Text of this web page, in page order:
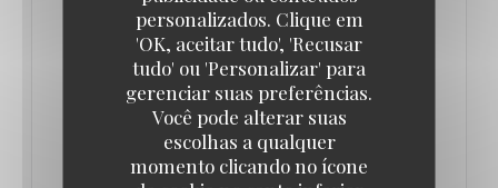
personalizados. Clique em
'OK, aceitar tudo', 'Recusar
tudo' ou 'Personalizar' para
gerenciar suas preferências.
Você pode alterar suas
escolhas a qualquer
momento clicando no ícone
grandes brasseries parisiennes comme Brasserie
Lipp ou La Coupole) et disposant de plus de 500
places, la Brasserie Rosalie propose une cuisine
française traditionnelle et de grandes terrasses
avec vue sur le Lake Disney.